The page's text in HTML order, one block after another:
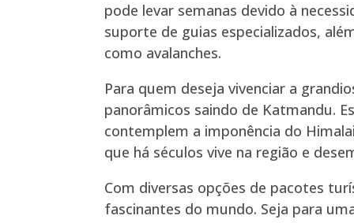
pode levar semanas devido à
suporte de guias especializados,
como avalanches.
Para quem deseja vivenciar a
panorâmicos saindo de Katmandu.
contemplem a imponência do
que há séculos vive na região e
Com diversas opções de pacotes
fascinantes do mundo. Seja para